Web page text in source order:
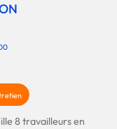
8 travailleurs en